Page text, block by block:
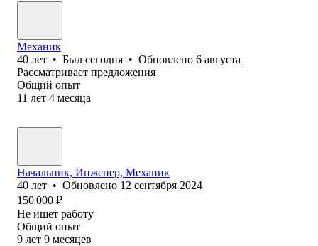
Механик
40 лет • Был сегодня • Обновлено 6 августа
Рассматривает предложения
Общий опыт
11 лет 4 месяца
Начальник, Инженер, Механик
40 лет • Обновлено 12 сентября 2024
150 000 ₽
Не ищет работу
Общий опыт
9 лет 9 месяцев